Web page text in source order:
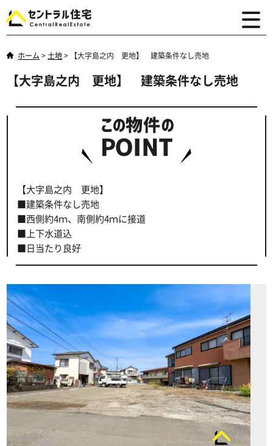
ホーム > 土地> 【大字島之内 更地】 建築条件なし売地
【大字島之内 更地】 建築条件なし売地
【大字島之内 更地】
■建築条件なし売地
■西側約4ｍ、南側約4ｍに接道
■上下水道込
■日当たり良好